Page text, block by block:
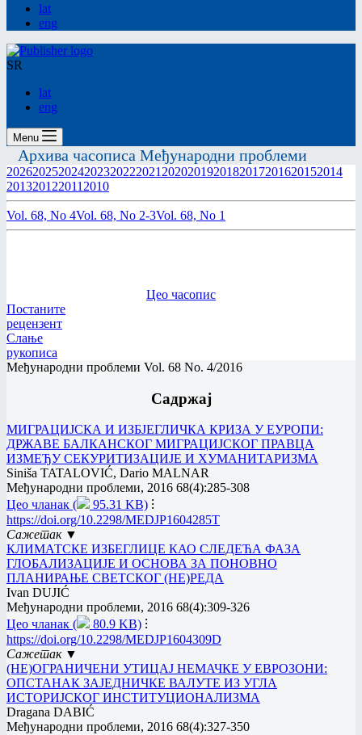
lat
eng
SR
lat
eng
Menu
Архива часописа Међународни проблеми
202620252024202320222021 2020201920182017201620152014
201320122011 2010
Vol. 68, No 4Vol. 68, No 2-3Vol. 68, No 1
Цео часопис
Постаните
рецензент
Слање
рукописа
Међународни проблеми Vol. 68 No. 4/2016
Садржај
МИГРАЦИЈСКА И ИЗБЈЕГЛИЧКА КРИЗА У ЕУРОПИ:
ДРЖАВЕ БАЛКАНСКОГ МИГРАЦИЈСКОГ ПРАВЦА
ИЗМЕЂУ СЕКУРИТИЗАЦИЈЕ И ХУМАНИТАРИЗМА
Siniša TATALOVIĆ, Dario MALNAR
Међународни проблеми, 2016 68(4):285-308
Цео чланак (
95.31 KB) ⁝
https://doi.org/10.2298/MEDJP1604285T
Сажетак ▼
КЛИМАТСКЕ ИЗБЕГЛИЦЕ КАО СЛЕДЕЋА ФАЗА
ГЛОБАЛИЗАЦИЈЕ И ОСНОВА ЗА ПОНОВНО
ПЛАНИРАЊЕ СВЕТСКОГ (НЕ)РЕДА
Ivan DUJIĆ
Међународни проблеми, 2016 68(4):309-326
Цео чланак (
80.9 KB) ⁝
https://doi.org/10.2298/MEDJP1604309D
Сажетак ▼
(НЕ)ОГРАНИЧЕНИ УТИЦАЈ НЕМАЧКЕ У ЕВРОЗОНИ:
ОПСТАНАК ЗАЈЕДНИЧКЕ ВАЛУТЕ ИЗ УГЛА
ИСТОРИЈСКОГ ИНСТИТУЦИОНАЛИЗМА
Dragana DABIĆ
Међународни проблеми, 2016 68(4):327-350